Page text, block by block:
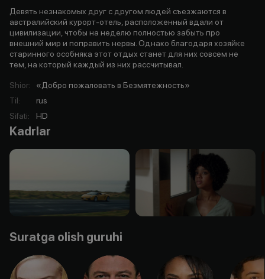
Девять незнакомых друг с другом людей съезжаются в
австралийский курорт-отель, расположенный вдали от
цивилизации, чтобы на неделю полностью забыть про
внешний мир и поправить нервы. Однако благодаря хозяйке
старинного особняка этот отдых станет для них совсем не
тем, на который каждый из них рассчитывал.
Shior:
«Добро пожаловать в Безмятежность»
Til:
rus
Sifati: HD
Kadrlar
Suratga olish guruhi